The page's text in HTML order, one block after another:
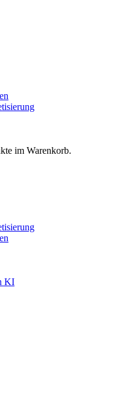
im Warenkorb.
KI